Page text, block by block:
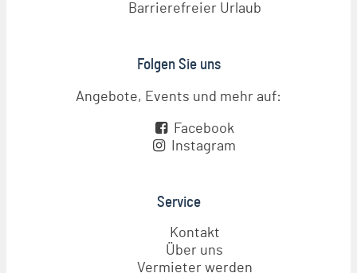
Barrierefreier Urlaub
Folgen Sie uns
Angebote, Events und mehr auf:
Facebook
Instagram
Service
Kontakt
Über uns
Vermieter werden